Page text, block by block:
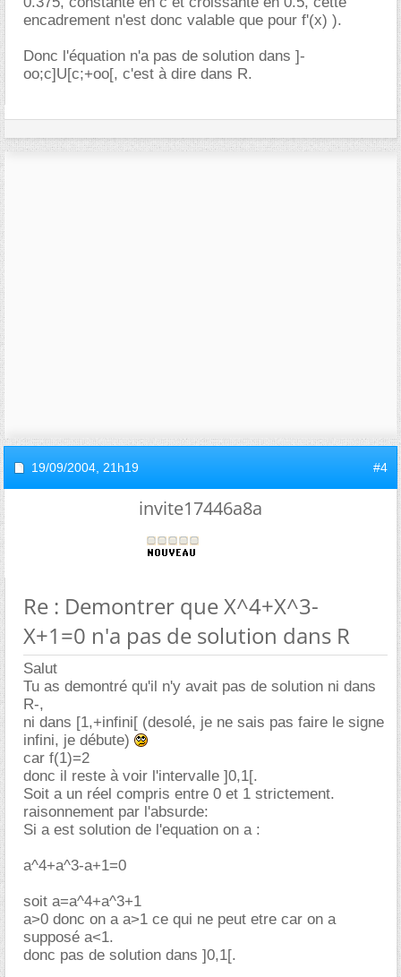
encadrement n'est donc valable que pour f'(x) ).
Donc l'équation n'a pas de solution dans ]-
oo;c]U[c;+oo[, c'est à dire dans R.
19/09/2004, 21h19 #4
invite17446a8a
Re : Demontrer que X^4+X^3-
X+1=0 n'a pas de solution dans R
Salut
Tu as demontré qu'il n'y avait pas de solution ni dans
R-,
ni dans [1,+infini[ (desolé, je ne sais pas faire le signe
infini, je débute)
car f(1)=2
donc il reste à voir l'intervalle ]0,1[.
Soit a un réel compris entre 0 et 1 strictement.
raisonnement par l'absurde:
Si a est solution de l'equation on a :
a^4+a^3-a+1=0
soit a=a^4+a^3+1
a>0 donc on a a>1 ce qui ne peut etre car on a
supposé a<1.
donc pas de solution dans ]0,1[.